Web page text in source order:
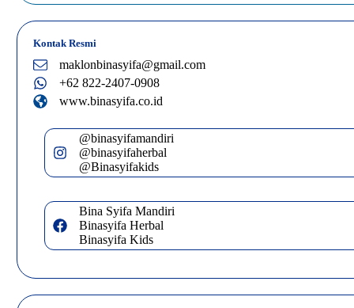
Kontak Resmi
maklonbinasyifa@gmail.com
+62 822-2407-0908
www.binasyifa.co.id
@binasyifamandiri
@binasyifaherbal
@Binasyifakids
Bina Syifa Mandiri
Binasyifa Herbal
Binasyifa Kids